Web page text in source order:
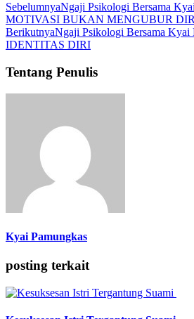
SebelumnyaNgaji Psikologi Bersama
MOTIVASI BUKAN MENGUBUR
BerikutnyaNgaji Psikologi Bersama
IDENTITAS DIRI
Tentang Penulis
Kyai Pamungkas
posting terkait